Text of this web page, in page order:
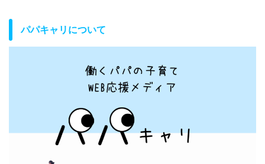
パパキャリについて